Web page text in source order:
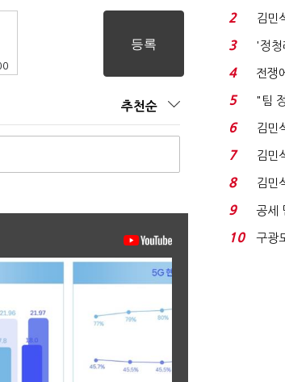
추천순
발윳
2
김민
청래
3
'정청
는 추
4
전쟁
에너
5
"팀
주
6
김민
'1위
7
김민
청래
8
김민
위'(1
9
공세
가
10
구광